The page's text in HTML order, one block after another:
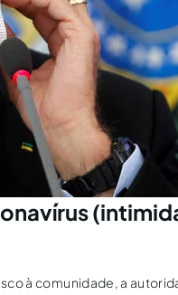
à comunidade, a